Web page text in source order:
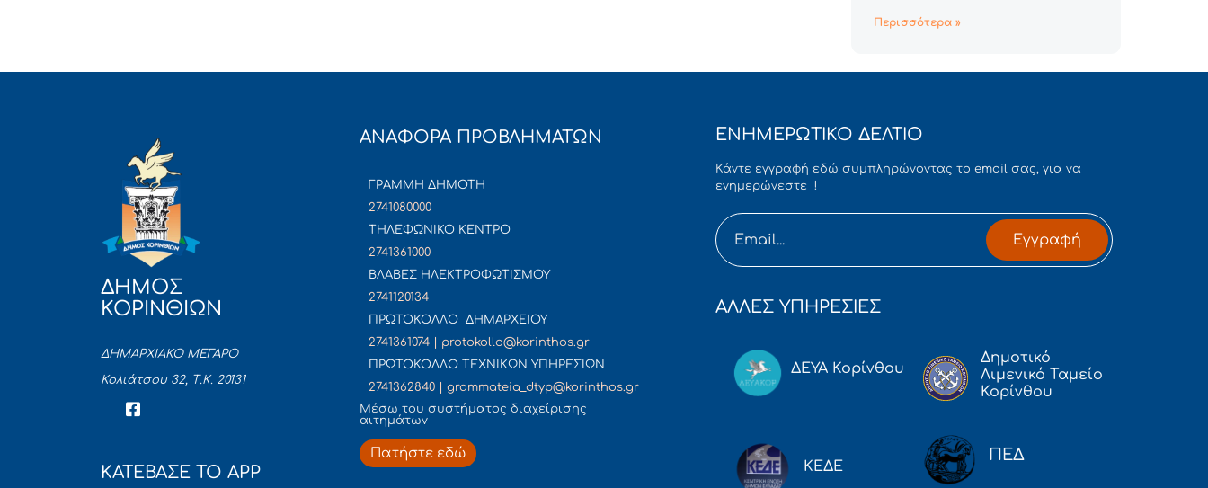
Περισσότερα »
ΔΗΜΟΣ
ΚΟΡΙΝΘΙΩΝ
ΔΗΜΑΡΧΙΑΚΟ ΜΕΓΑΡΟ
Κολιάτσου 32, Τ.Κ. 20131
ΚΑΤΕΒΑΣΕ ΤΟ APP
ΑΝΑΦΟΡΑ ΠΡΟΒΛΗΜΑΤΩΝ
ΓΡΑΜΜΗ ΔΗΜΟΤΗ
2741080000
ΤΗΛΕΦΩΝΙΚΟ ΚΕΝΤΡΟ
2741361000
ΒΛΑΒΕΣ ΗΛΕΚΤΡΟΦΩΤΙΣΜΟΥ
2741120134
ΠΡΩΤΟΚΟΛΛΟ ΔΗΜΑΡΧΕΙΟΥ
2741361074 | protokollo@korinthos.gr
ΠΡΩΤΟΚΟΛΛΟ ΤΕΧΝΙΚΩΝ ΥΠΗΡΕΣΙΩΝ
2741362840 | grammateia_dtyp@korinthos.gr
Mέσω του συστήματος διαχείρισης
αιτημάτων
Πατήστε εδώ
ΕΝΗΜΕΡΩΤΙΚΟ ΔΕΛΤΙΟ
Κάντε εγγραφή εδώ συμπληρώνοντας το email σας, για να
ενημερώνεστε !
Εγγραφή
ΑΛΛΕΣ ΥΠΗΡΕΣΙΕΣ
ΔΕΥΑ Κορίνθου
Δημοτικό
Λιμενικό Ταμείο
Κορίνθου
ΚΕΔΕ
ΠΕΔ